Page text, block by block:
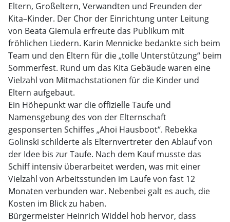
Eltern, Großeltern, Verwandten und Freunden der
Kita–Kinder. Der Chor der Einrichtung unter Leitung
von Beata Giemula erfreute das Publikum mit
fröhlichen Liedern. Karin Mennicke bedankte sich beim
Team und den Eltern für die „tolle Unterstützung“ beim
Sommerfest. Rund um das Kita Gebäude waren eine
Vielzahl von Mitmachstationen für die Kinder und
Eltern aufgebaut.
Ein Höhepunkt war die offizielle Taufe und
Namensgebung des von der Elternschaft
gesponserten Schiffes „Ahoi Hausboot“. Rebekka
Golinski schilderte als Elternvertreter den Ablauf von
der Idee bis zur Taufe. Nach dem Kauf musste das
Schiff intensiv überarbeitet werden, was mit einer
Vielzahl von Arbeitsstunden im Laufe von fast 12
Monaten verbunden war. Nebenbei galt es auch, die
Kosten im Blick zu haben.
Bürgermeister Heinrich Widdel hob hervor, dass